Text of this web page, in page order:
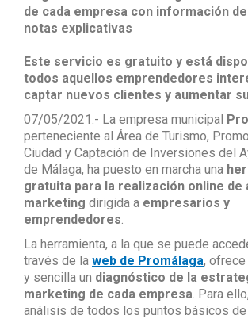
de cada empresa con información de
notas explicativas
Este servicio es gratuito y está
todos aquellos emprendedores
captar nuevos clientes y aumentar
07/05/2021.- La empresa municipal
perteneciente al Área de Turismo,
Ciudad y Captación de Inversiones del
de Málaga, ha puesto en marcha una
gratuita para la realización online de
marketing dirigida a empresarios y
emprendedores.
La herramienta, a la que se puede
través de la web de Promálaga,
y sencilla un diagnóstico de la
marketing de cada empresa. Para
análisis de todos los puntos básicos de